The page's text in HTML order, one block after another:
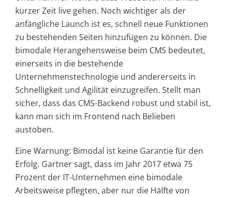
kurzer Zeit live gehen. Noch wichtiger als der
anfängliche Launch ist es, schnell neue Funktionen
zu bestehenden Seiten hinzufügen zu können. Die
bimodale Herangehensweise beim CMS bedeutet,
einerseits in die bestehende
Unternehmenstechnologie und andererseits in
Schnelligkeit und Agilität einzugreifen. Stellt man
sicher, dass das CMS-Backend robust und stabil ist,
kann man sich im Frontend nach Belieben
austoben.
Eine Warnung: Bimodal ist keine Garantie für den
Erfolg. Gartner sagt, dass im Jahr 2017 etwa 75
Prozent der IT-Unternehmen eine bimodale
Arbeitsweise pflegten, aber nur die Hälfte von